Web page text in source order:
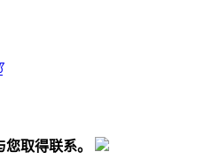
取得联系。